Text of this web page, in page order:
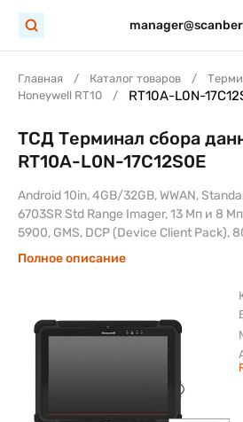
Главная Каталог товаров
Honeywell RT10
RT10A-L0N-
ТСД Терминал сбора
RT10A-L0N-17C12S0E
Android 10in, 4GB/32GB, WWAN,
6703SR Std Range Imager, 13 Мп и 8
5900, GMS, DCP (Device Client Pack),
Полное описание